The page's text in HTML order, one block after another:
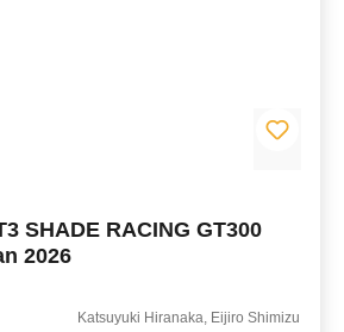
SHADE RACING GT300
2026
Katsuyuki Hiranaka, Eijiro Shimizu